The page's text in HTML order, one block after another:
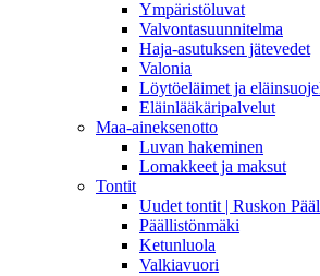
Ympäristöluvat
Valvontasuunnitelma
Haja-asutuksen jätevedet
Valonia
Löytöeläimet ja
Eläinlääkäripalvelut
Maa-aineksenotto
Luvan hakeminen
Lomakkeet ja maksut
Tontit
Uudet tontit | Ruskon
Päällistönmäki
Ketunluola
Valkiavuori